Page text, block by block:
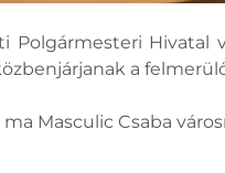
Polgármesteri Hivatal
a
Masculic Csaba